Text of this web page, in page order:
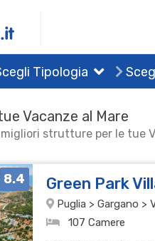
Tipologia
Vacanze al Mare
strutture per le tue
8.4 Green Park
Puglia > Gargano >
107 Camere